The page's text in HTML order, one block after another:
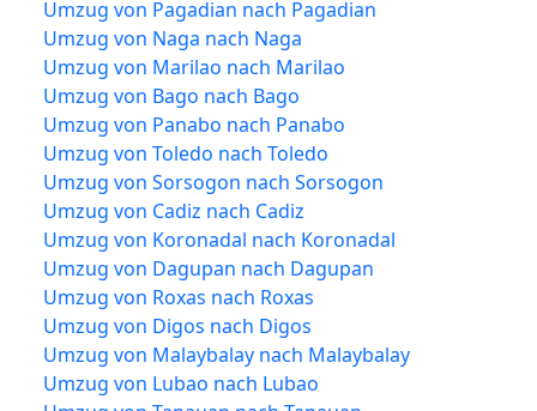
Umzug von Pagadian nach Pagadian
Umzug von Naga nach Naga
Umzug von Marilao nach Marilao
Umzug von Bago nach Bago
Umzug von Panabo nach Panabo
Umzug von Toledo nach Toledo
Umzug von Sorsogon nach Sorsogon
Umzug von Cadiz nach Cadiz
Umzug von Koronadal nach Koronadal
Umzug von Dagupan nach Dagupan
Umzug von Roxas nach Roxas
Umzug von Digos nach Digos
Umzug von Malaybalay nach Malaybalay
Umzug von Lubao nach Lubao